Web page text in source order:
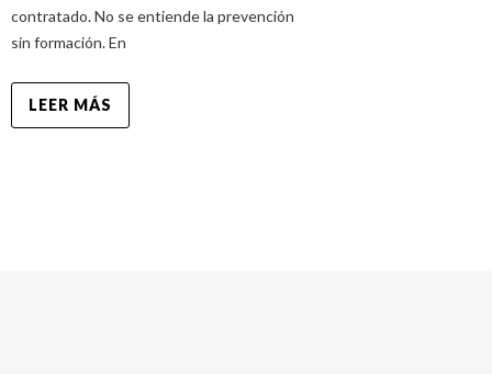
contratado. No se entiende la prevención
sin formación. En
LEER MÁS